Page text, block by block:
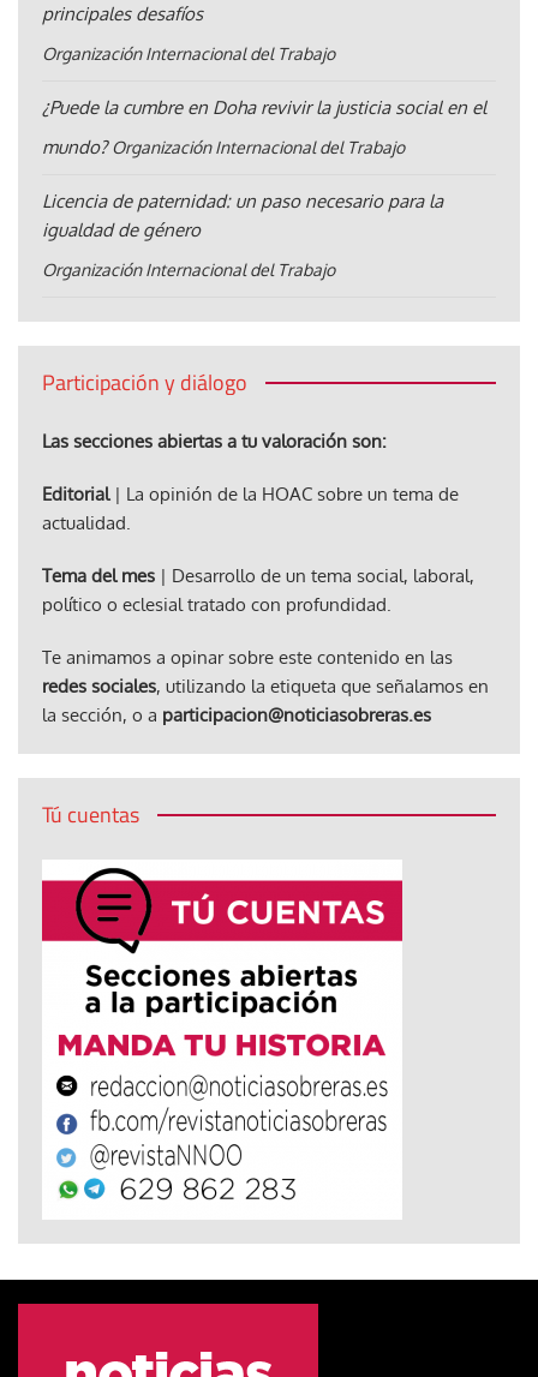
principales desafíos
Organización Internacional del Trabajo
¿Puede la cumbre en Doha revivir la justicia social en el
mundo? Organización Internacional del Trabajo
Licencia de paternidad: un paso necesario para la
igualdad de género
Organización Internacional del Trabajo
Participación y diálogo
Las secciones abiertas a tu valoración son:
Editorial| La opinión de la HOAC sobre un tema de
actualidad.
Tema del mes | Desarrollo de un tema social, laboral,
político o eclesial tratado con profundidad.
Te animamos a opinar sobre este contenido en las
redes sociales, utilizando la etiqueta que señalamos en
la sección, o a participacion@noticiasobreras.es
Tú cuentas